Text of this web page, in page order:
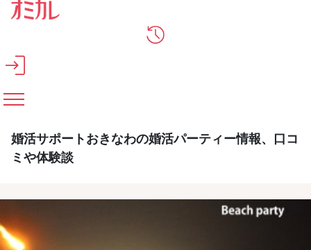
メインコンテンツへスキップ
婚活サポートおきなわの婚活パーティー情報、口コ
ミや体験談